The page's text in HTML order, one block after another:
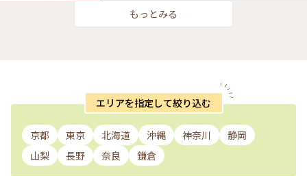
もっとみる
エリアを指定して絞り込む
京都 東京 北海道 沖縄 神奈川
静岡
山梨
長野 奈良 鎌倉